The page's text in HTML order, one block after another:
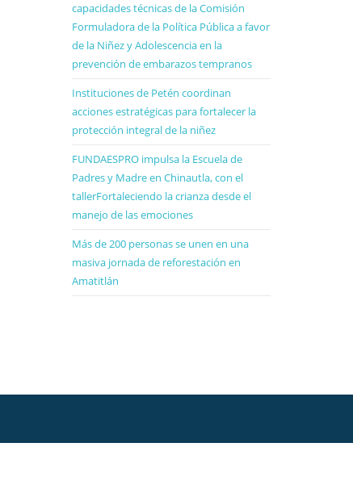
capacidades técnicas de la Comisión
Formuladora de la Política Pública a favor
de la Niñez y Adolescencia en la
prevención de embarazos tempranos
Instituciones de Petén coordinan
acciones estratégicas para fortalecer la
protección integral de la niñez
FUNDAESPRO impulsa la Escuela de
Padres y Madre en Chinautla, con el
tallerFortaleciendo la crianza desde el
manejo de las emociones
Más de 200 personas se unen en una
masiva jornada de reforestación en
Amatitlán